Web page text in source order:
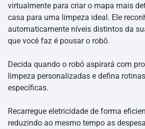
virtualmente para criar o mapa mais
casa para uma limpeza ideal. Ele
automaticamente níveis distintos da
que você faz é pousar o robô.
Decida quando o robô aspirará com
limpeza personalizadas e defina
específicas.
Recarregue eletricidade de forma
reduzindo ao mesmo tempo as